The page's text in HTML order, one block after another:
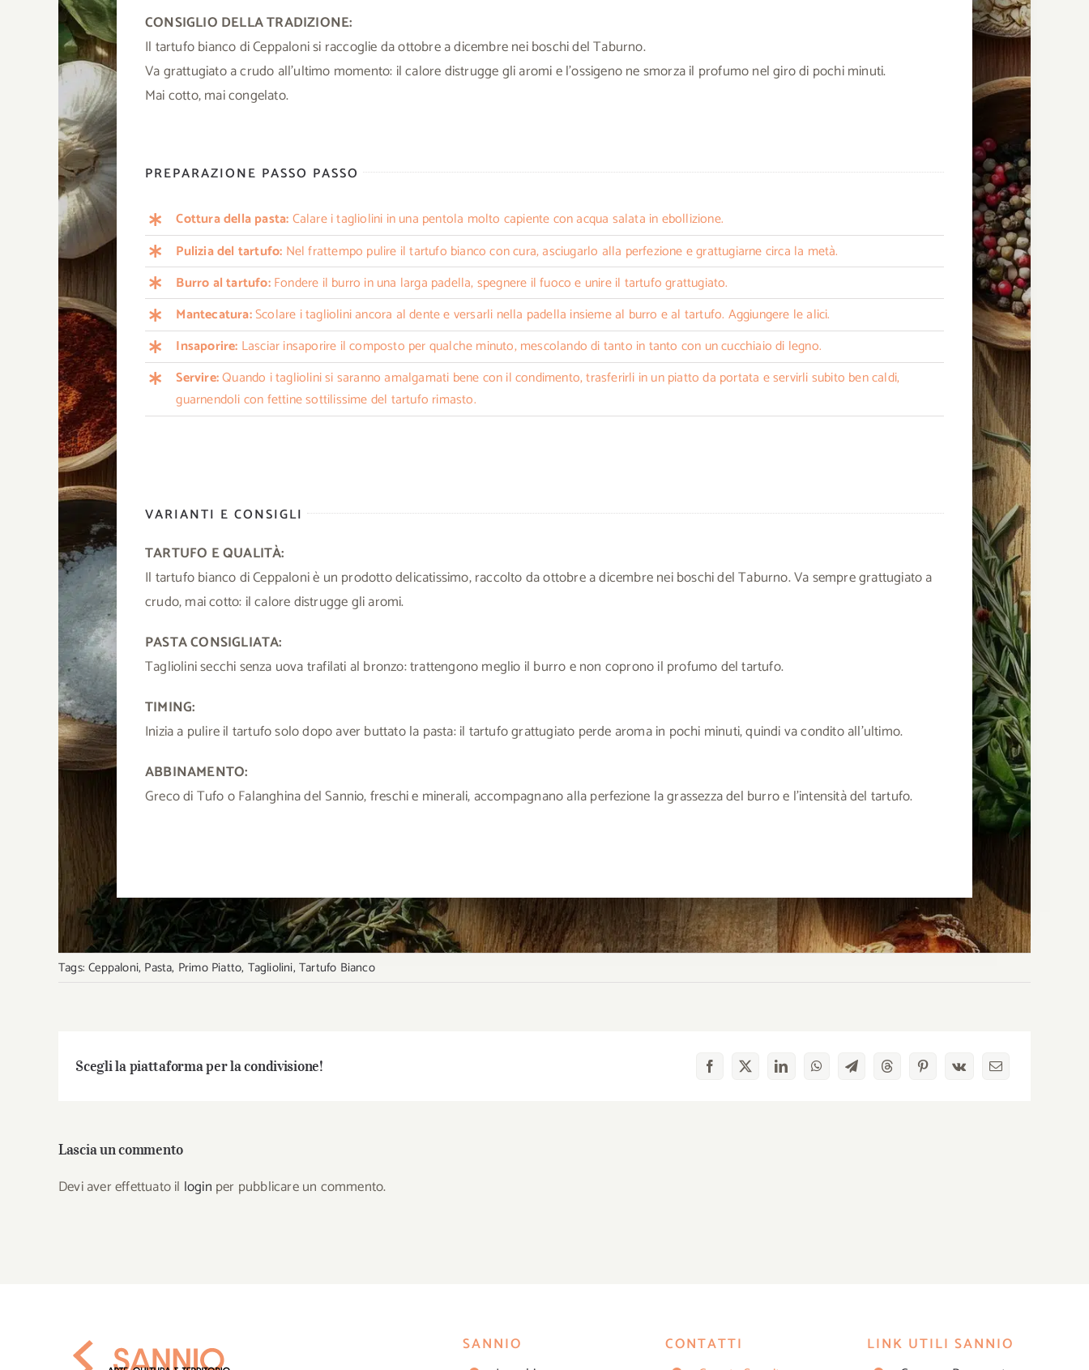
CONSIGLIO DELLA TRADIZIONE:
Il tartufo bianco di Ceppaloni si raccoglie da ottobre a dicembre nei boschi del Taburno.
Va grattugiato a crudo all’ultimo momento: il calore distrugge gli aromi e l’ossigeno ne smorza il profumo nel giro di pochi minuti.
Mai cotto, mai congelato.
PREPARAZIONE PASSO PASSO
Cottura della pasta:Calare i tagliolini in una pentola molto capiente con acqua salata in ebollizione.
Pulizia del tartufo: Nel frattempo pulire il tartufo bianco con cura, asciugarlo alla perfezione e grattugiarne circa la metà.
Burro al tartufo:Fondere il burro in una larga padella, spegnere il fuoco e unire il tartufo grattugiato.
Mantecatura:Scolare i tagliolini ancora al dente e versarli nella padella insieme al burro e al tartufo. Aggiungere le alici.
Insaporire: Lasciar insaporire il composto per qualche minuto, mescolando di tanto in tanto con un cucchiaio di legno.
Servire:Quando i tagliolini si saranno amalgamati bene con il condimento, trasferirli in un piatto da portata e servirli subito ben caldi,
guarnendoli con fettine sottilissime del tartufo rimasto.
VARIANTI E CONSIGLI
TARTUFO E QUALITÀ:
Il tartufo bianco di Ceppaloni è un prodotto delicatissimo, raccolto da ottobre a dicembre nei boschi del Taburno. Va sempre grattugiato a
crudo, mai cotto: il calore distrugge gli aromi.
PASTA CONSIGLIATA:
Tagliolini secchi senza uova trafilati al bronzo: trattengono meglio il burro e non coprono il profumo del tartufo.
TIMING:
Inizia a pulire il tartufo solo dopo aver buttato la pasta: il tartufo grattugiato perde aroma in pochi minuti, quindi va condito all’ultimo.
ABBINAMENTO:
Greco di Tufo o Falanghina del Sannio, freschi e minerali, accompagnano alla perfezione la grassezza del burro e l’intensità del tartufo.
Tags:Ceppaloni, Pasta, Primo Piatto, Tagliolini,Tartufo Bianco
Scegli la piattaforma per la condivisione!
Lascia un commento
Devi aver effettuato il login per pubblicare un commento.
SANNIO
CONTATTI
LINK UTILI SANNIO